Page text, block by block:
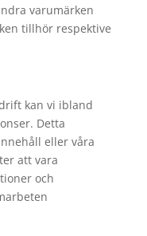
varumärken
tillhör respektive
kan vi ibland
Detta
eller våra
att vara
och